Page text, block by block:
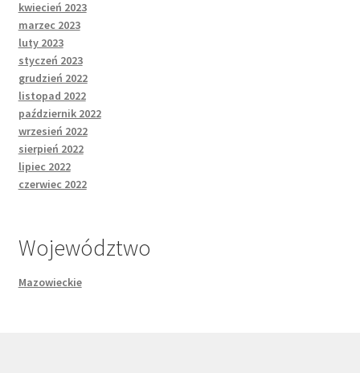
kwiecień 2023
marzec 2023
luty 2023
styczeń 2023
grudzień 2022
listopad 2022
październik 2022
wrzesień 2022
sierpień 2022
lipiec 2022
czerwiec 2022
Województwo
Mazowieckie